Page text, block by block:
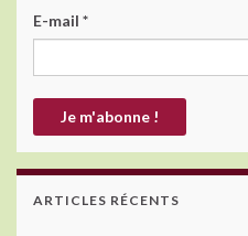
E-mail *
ARTICLES RÉCENTS